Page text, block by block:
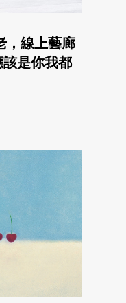
，線上藝廊
是你我都